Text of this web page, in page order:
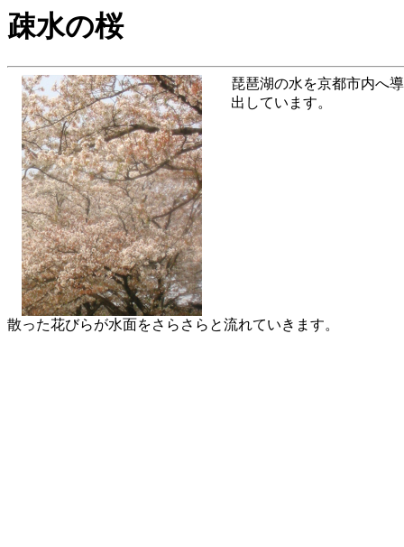
疎水の桜
琵琶湖の水を京都市内へ
出しています。
散った花びらが水面をさらさらと流れていきます。